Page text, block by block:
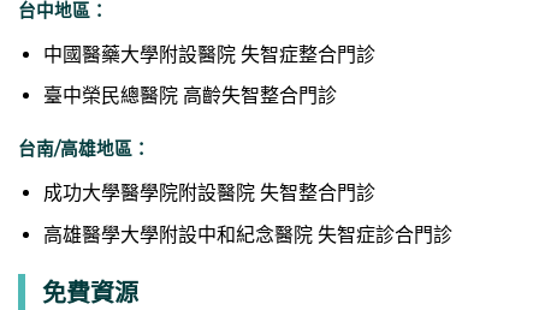
台中地區：
中國醫藥大學附設醫院 失智症整合門診
臺中榮民總醫院 高齡失智整合門診
台南/高雄地區：
成功大學醫學院附設醫院 失智整合門診
高雄醫學大學附設中和紀念醫院 失智症診合門診
免費資源